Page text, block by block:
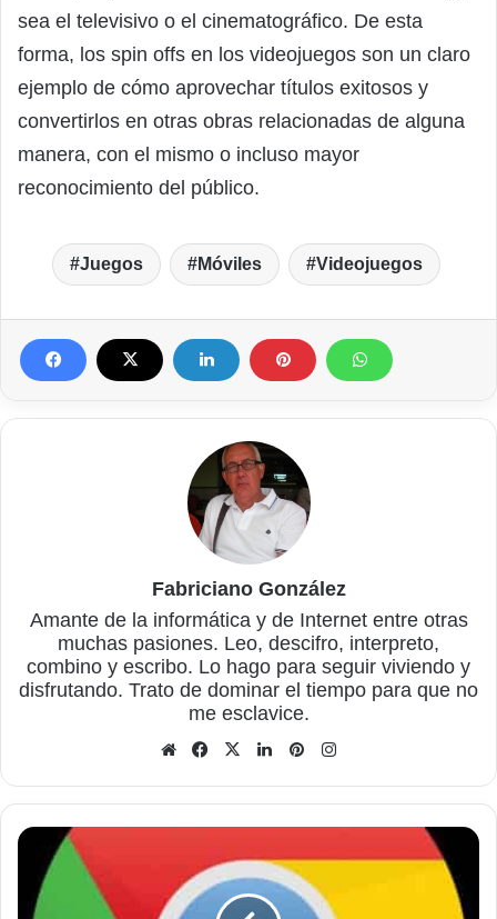
sea el televisivo o el cinematográfico. De esta
forma, los spin offs en los videojuegos son un claro
ejemplo de cómo aprovechar títulos exitosos y
convertirlos en otras obras relacionadas de alguna
manera, con el mismo o incluso mayor
reconocimiento del público.
Juegos Móviles Videojuegos
Fabriciano González
Amante de la informática y de Internet entre otras
muchas pasiones. Leo, descifro, interpreto,
combino y escribo. Lo hago para seguir viviendo y
disfrutando. Trato de dominar el tiempo para que no
me esclavice.
Sitio
Facebook
X LinkedInPinterest
Cómo
deshabilitar
bloqueador